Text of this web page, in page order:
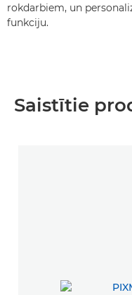
rokdarbiem, un
funkciju.
Saistītie